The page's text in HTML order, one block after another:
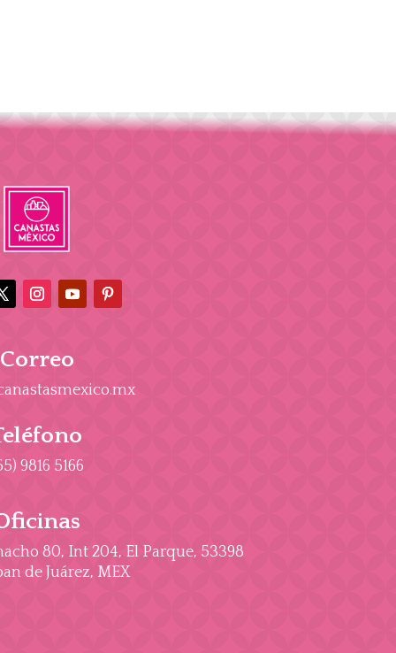
Correo
9816 5166
80, Int 204, El Parque, 53398
de Juárez, MEX